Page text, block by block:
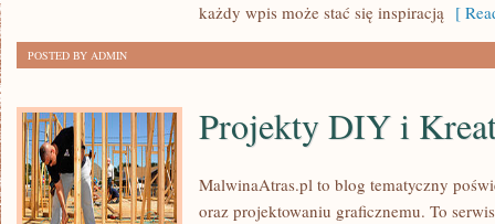
każdy wpis może stać się inspiracją [
POSTED BY ADMIN
Projekty DIY i
MalwinaAtras.pl to blog tematyczny
oraz projektowaniu graficznemu. To